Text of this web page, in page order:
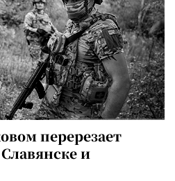
перерезает
и